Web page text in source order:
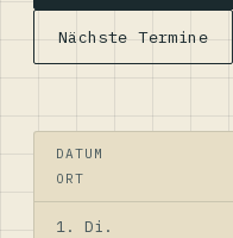
Nächste Termine
DATUM
ORT
1. Di.